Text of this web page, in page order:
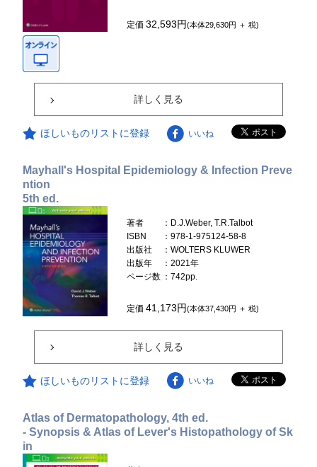
定価32,593円(本体29,630円 ＋ 税)
詳しく見る
ほしいものリストに登録 いいね
Mayhall's Hospital Epidemiology & Infection Preve
ntion
5th ed.
著者
：D.J.Weber, T.R.Talbot
ISBN
：978-1-975124-58-8
出版社
：WOLTERS KLUWER
出版年
：2021年
ページ数 ：742pp.
定価41,173円(本体37,430円 ＋ 税)
詳しく見る
ほしいものリストに登録 いいね
Atlas of Dermatopathology, 4th ed.
- Synopsis & Atlas of Lever's Histopathology of Sk
in